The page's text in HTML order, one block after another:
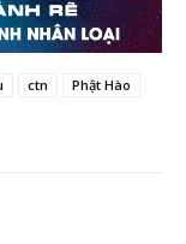
ctn
Phật Hào